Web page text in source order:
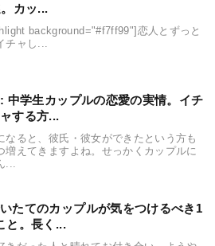
カッ...
background="#f7ff99"]恋人とずっと
チャし...
中学生カップルの恋愛の実情。イチ
する方...
なると、彼氏・彼女ができたという方も
増えてきますよね。せっかくカップルに
...
たてのカップルが気をつけるべき1
と。長く...